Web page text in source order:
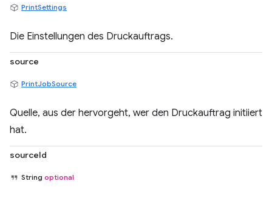
PrintSettings
Die Einstellungen des Druckauftrags.
source
PrintJobSource
Quelle, aus der hervorgeht, wer den Druckauftrag initiiert
hat.
sourceId
String optional